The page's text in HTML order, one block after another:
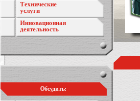
Технические
услуги
Инновационная
деятельность
Обсудить: